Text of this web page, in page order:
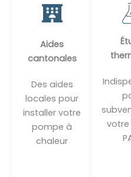
Aides
cantonales
Des aides
locales pour
installer votre
pompe à
chaleur